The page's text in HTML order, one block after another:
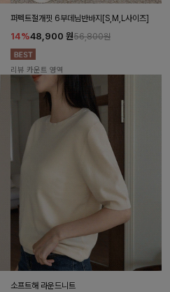
퍼펙트절개핏 6부데님반바지[S,M,L사이즈]
14%48,900 원56,800원
리뷰 카운트 영역
소프트해 라운드니트